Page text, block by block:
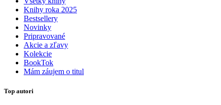
Knihy roka 2025
Bestsellery
Novinky
Pripravované
Akcie a zľavy
Kolekcie
BookTok
Mám záujem o titul
Top autori